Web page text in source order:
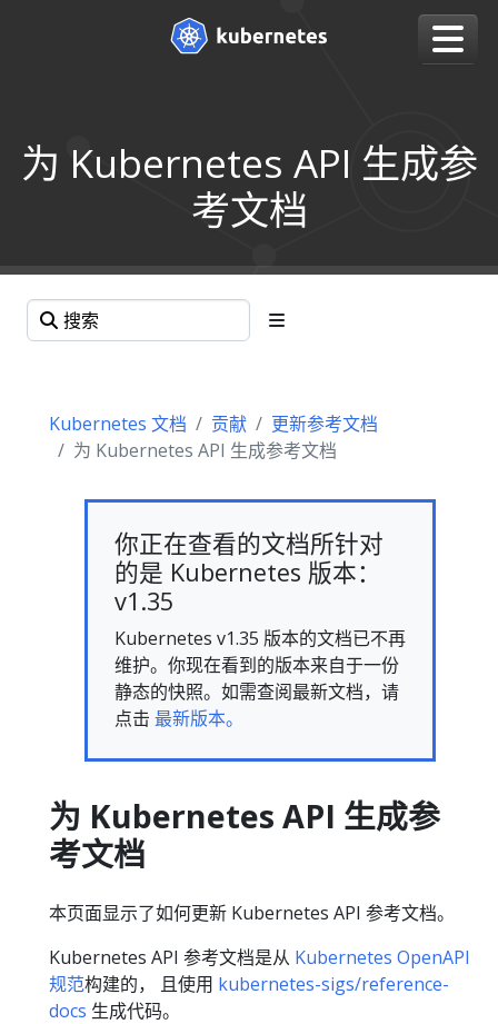
为 Kubernetes API 生成参
考文档
Kubernetes 文档 贡献
更新参考文档
为 Kubernetes API 生成参考文档
你正在查看的文档所针对
的是 Kubernetes 版本：
v1.35
Kubernetes v1.35 版本的文档已不再
维护。你现在看到的版本来自于一份
静态的快照。如需查阅最新文档，请
点击 最新版本。
为 Kubernetes API 生成参
考文档
本页面显示了如何更新 Kubernetes API 参考文档。
Kubernetes API 参考文档是从 Kubernetes OpenAPI
规范构建的， 且使用 kubernetes-sigs/reference-
docs 生成代码。